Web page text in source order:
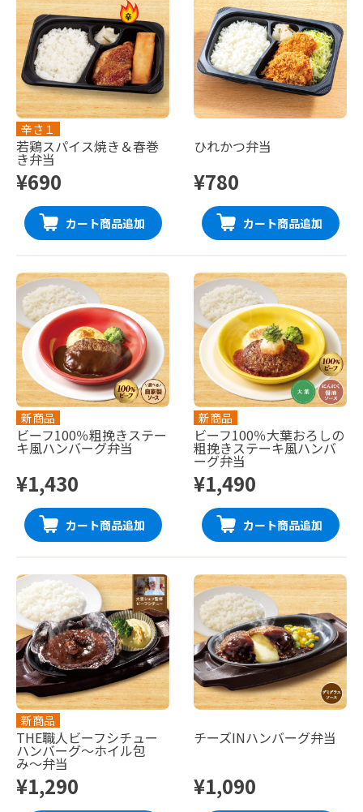
辛さ１
若鶏スパイス焼き＆春巻
き弁当
¥690
カート商品追加
ひれかつ弁当
¥780
カート商品追加
新商品
ビーフ100％粗挽きステー
キ風ハンバーグ弁当
¥1,430
カート商品追加
新商品
ビーフ100％大葉おろしの
粗挽きステーキ風ハンバ
ーグ弁当
¥1,490
カート商品追加
新商品
THE職人ビーフシチュー
ハンバーグ〜ホイル包
み〜弁当
¥1,290
チーズINハンバーグ弁当
¥1,090